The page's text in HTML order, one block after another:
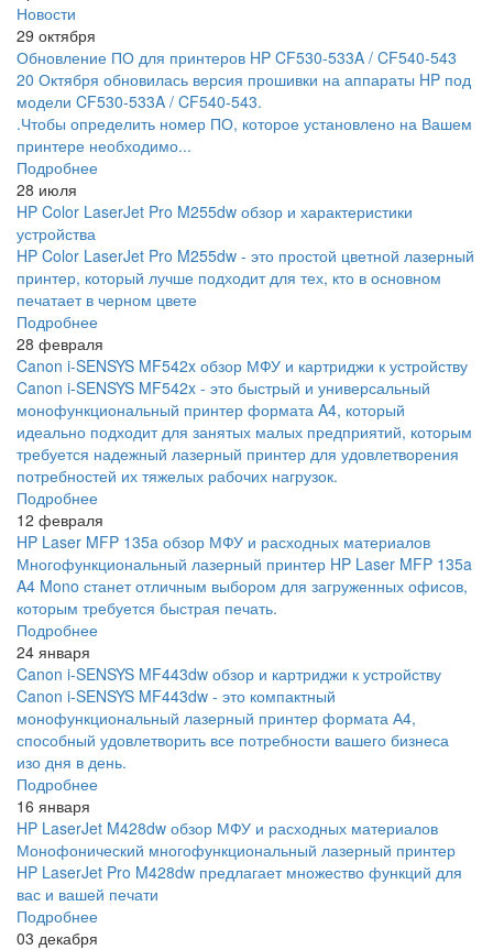
Новости
29 октября
Обновление ПО для принтеров HP CF530-533A / CF540-543
20 Октября обновилась версия прошивки на аппараты HP под
модели CF530-533A / CF540-543.
.Чтобы определить номер ПО, которое установлено на Вашем
принтере необходимо...
Подробнее
28 июля
HP Color LaserJet Pro M255dw обзор и характеристики
устройства
HP Color LaserJet Pro M255dw - это простой цветной лазерный
принтер, который лучше подходит для тех, кто в основном
печатает в черном цвете
Подробнее
28 февраля
Canon i-SENSYS MF542x обзор МФУ и картриджи к устройству
Canon i-SENSYS MF542x - это быстрый и универсальный
монофункциональный принтер формата A4, который
идеально подходит для занятых малых предприятий, которым
требуется надежный лазерный принтер для удовлетворения
потребностей их тяжелых рабочих нагрузок.
Подробнее
12 февраля
HP Laser MFP 135a обзор МФУ и расходных материалов
Многофункциональный лазерный принтер HP Laser MFP 135a
A4 Mono станет отличным выбором для загруженных офисов,
которым требуется быстрая печать.
Подробнее
24 января
Canon i-SENSYS MF443dw обзор и картриджи к устройству
Canon i-SENSYS MF443dw - это компактный
монофункциональный лазерный принтер формата А4,
способный удовлетворить все потребности вашего бизнеса
изо дня в день.
Подробнее
16 января
HP LaserJet M428dw обзор МФУ и расходных материалов
Монофонический многофункциональный лазерный принтер
HP LaserJet Pro M428dw предлагает множество функций для
вас и вашей печати
Подробнее
03 декабря